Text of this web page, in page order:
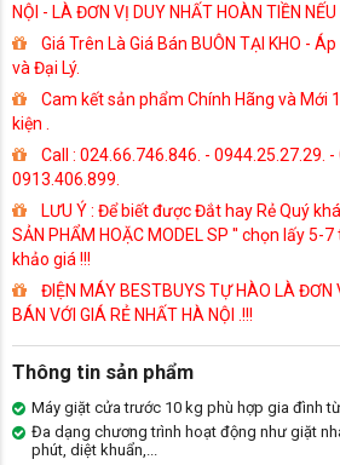
NỘI - LÀ ĐƠN VỊ DUY NHẤT HOÀN TIỀN
Giá Trên Là Giá Bán BUÔN TẠI KHO -
và Đại Lý.
Cam kết sản phẩm Chính Hãng và Mới
kiện .
Call : 024.66.746.846. - 0944.25.27.29.
0913.406.899.
LƯU Ý : Để biết được Đắt hay Rẻ Quý
SẢN PHẨM HOẶC MODEL SP '' chọn lấy 5-
khảo giá !!!
ĐIỆN MÁY BESTBUYS TỰ HÀO LÀ ĐƠN
BÁN VỚI GIÁ RẺ NHẤT HÀ NỘI .!!!
Thông tin sản phẩm
Máy giặt cửa trước 10 kg phù hợp gia đình
Đa dạng chương trình hoạt động như giặt
phút, diệt khuẩn,...